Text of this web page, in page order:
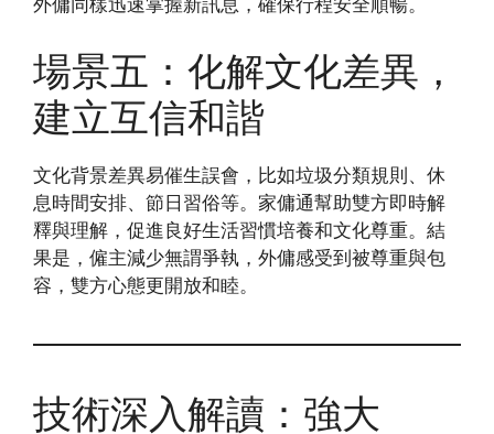
外傭同樣迅速掌握新訊息，確保行程安全順暢。
場景五：化解文化差異，
建立互信和諧
文化背景差異易催生誤會，比如垃圾分類規則、休
息時間安排、節日習俗等。家傭通幫助雙方即時解
釋與理解，促進良好生活習慣培養和文化尊重。結
果是，僱主減少無謂爭執，外傭感受到被尊重與包
容，雙方心態更開放和睦。
技術深入解讀：強大